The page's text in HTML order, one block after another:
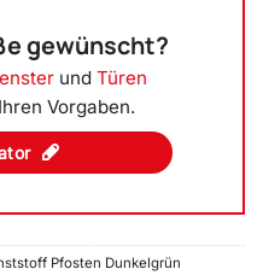
gewünscht?
undTüren
Vorgaben.
Pfosten Dunkelgrün